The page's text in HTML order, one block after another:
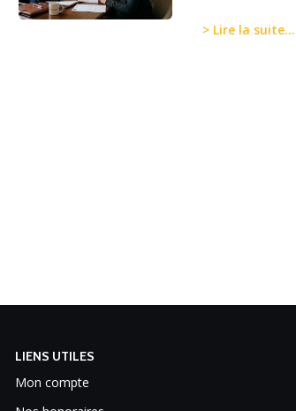
> Lire la suite...
LIENS UTILES
Mon compte